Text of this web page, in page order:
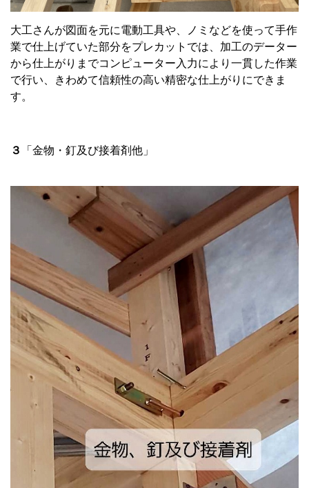
大工さんが図面を元に電動工具や、ノミなどを使って手作
業で仕上げていた部分をプレカットでは、加工のデーター
から仕上がりまでコンピューター入力により一貫した作業
で行い、きわめて信頼性の高い精密な仕上がりにできま
す。
３ 「金物・釘及び接着剤他」